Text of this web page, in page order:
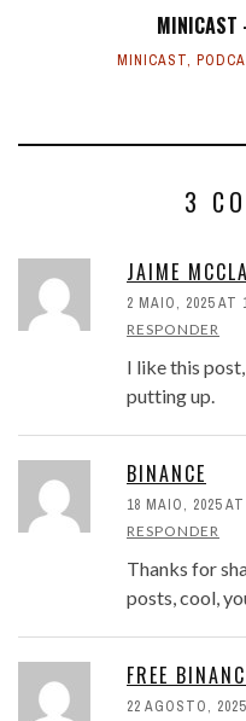
MINICAST
MINICAST,
3
JAIME
2 MAIO, 2025 AT
RESPONDER
I like this
putting up.
BINANCE
18 MAIO, 2025
RESPONDER
Thanks for
posts, cool,
FREE
22 AGOSTO,